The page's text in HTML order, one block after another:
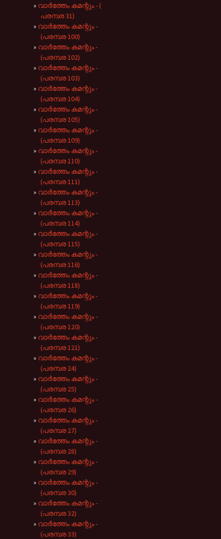
വാർത്തേം കമന്റും - (
പരമ്പര 31)
വാർത്തേം കമന്റും -
(പരമ്പര 100)
വാർത്തേം കമന്റും -
(പരമ്പര 102)
വാർത്തേം കമന്റും -
(പരമ്പര 103)
വാർത്തേം കമന്റും -
(പരമ്പര 104)
വാർത്തേം കമന്റും -
(പരമ്പര 105)
വാർത്തേം കമന്റും -
(പരമ്പര 109)
വാർത്തേം കമന്റും -
(പരമ്പര 110)
വാർത്തേം കമന്റും -
(പരമ്പര 111)
വാർത്തേം കമന്റും -
(പരമ്പര 113)
വാർത്തേം കമന്റും -
(പരമ്പര 114)
വാർത്തേം കമന്റും -
(പരമ്പര 115)
വാർത്തേം കമന്റും -
(പരമ്പര 116)
വാർത്തേം കമന്റും -
(പരമ്പര 118)
വാർത്തേം കമന്റും -
(പരമ്പര 119)
വാർത്തേം കമന്റും -
(പരമ്പര 120)
വാർത്തേം കമന്റും -
(പരമ്പര 121)
വാർത്തേം കമന്റും -
(പരമ്പര 24)
വാർത്തേം കമന്റും -
(പരമ്പര 25)
വാർത്തേം കമന്റും -
(പരമ്പര 26)
വാർത്തേം കമന്റും -
(പരമ്പര 27)
വാർത്തേം കമന്റും -
(പരമ്പര 28)
വാർത്തേം കമന്റും -
(പരമ്പര 29)
വാർത്തേം കമന്റും -
(പരമ്പര 30)
വാർത്തേം കമന്റും -
(പരമ്പര 32)
വാർത്തേം കമന്റും -
(പരമ്പര 33)